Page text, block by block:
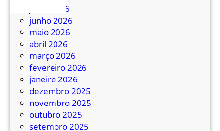
julho 2026
junho 2026
maio 2026
abril 2026
março 2026
fevereiro 2026
janeiro 2026
dezembro 2025
novembro 2025
outubro 2025
setembro 2025